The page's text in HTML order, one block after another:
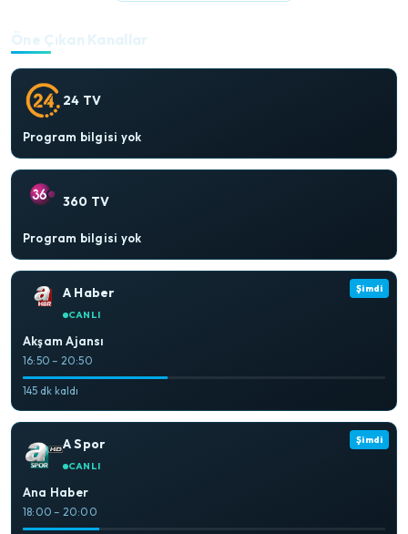
Öne Çıkan Kanallar
24 TV
Program bilgisi yok
360 TV
Program bilgisi yok
Şimdi
A Haber
CANLI
Akşam Ajansı
16:50 – 20:50
145 dk kaldı
Şimdi
A Spor
CANLI
Ana Haber
18:00 – 20:00